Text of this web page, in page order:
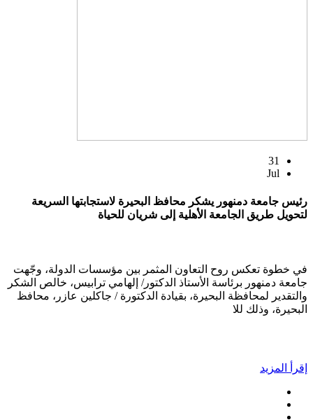
31
Jul
رئيس جامعة دمنهور يشكر محافظ البحيرة لاستجابتها السريعة
لتحويل طريق الجامعة الأهلية إلى شريان للحياة
في خطوة تعكس روح التعاون المثمر بين مؤسسات الدولة، وجّهت
جامعة دمنهور برئاسة الأستاذ الدكتور/ إلهامي ترابيس، خالص الشكر
والتقدير لمحافظة البحيرة، بقيادة الدكتورة / جاكلين عازر، محافظ
البحيرة، وذلك للا
إقرأ المزيد